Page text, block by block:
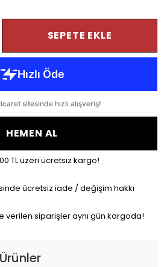
SEPETE EKLE
HEMEN AL
TL üzeri ücretsiz kargo!
ücretsiz iade / değişim hakkı
verilen siparişler aynı gün kargoda!